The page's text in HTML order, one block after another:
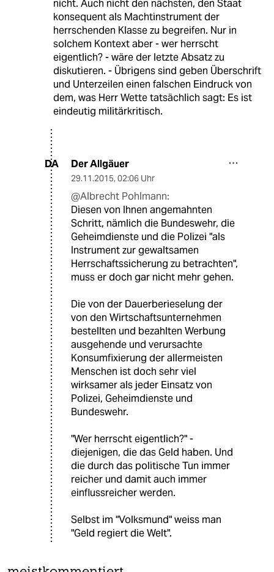
nicht. Auch nicht den nächsten, den Staat
konsequent als Machtinstrument der
herrschenden Klasse zu begreifen. Nur in
solchem Kontext aber - wer herrscht
eigentlich? - wäre der letzte Absatz zu
diskutieren. - Übrigens sind geben Überschrift
und Unterzeilen einen falschen Eindruck von
dem, was Herr Wette tatsächlich sagt: Es ist
eindeutig militärkritisch.
DA Der Allgäuer
29.11.2015, 02:06 Uhr
@Albrecht Pohlmann:
Diesen von Ihnen angemahnten
Schritt, nämlich die Bundeswehr, die
Geheimdienste und die Polizei "als
Instrument zur gewaltsamen
Herrschaftssicherung zu betrachten",
muss er doch gar nicht mehr gehen.
Die von der Dauerberieselung der
von den Wirtschaftsunternehmen
bestellten und bezahlten Werbung
ausgehende und verursachte
Konsumfixierung der allermeisten
Menschen ist doch sehr viel
wirksamer als jeder Einsatz von
Polizei, Geheimdienste und
Bundeswehr.
"Wer herrscht eigentlich?" -
diejenigen, die das Geld haben. Und
die durch das politische Tun immer
reicher und damit auch immer
einflussreicher werden.
Selbst im "Volksmund" weiss man
"Geld regiert die Welt".